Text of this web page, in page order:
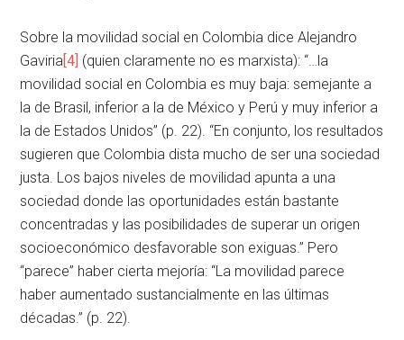
Sobre la movilidad social en Colombia dice Alejandro
Gaviria[4] (quien claramente no es marxista): “…la
movilidad social en Colombia es muy baja: semejante a
la de Brasil, inferior a la de México y Perú y muy inferior a
la de Estados Unidos” (p. 22). “En conjunto, los resultados
sugieren que Colombia dista mucho de ser una sociedad
justa. Los bajos niveles de movilidad apunta a una
sociedad donde las oportunidades están bastante
concentradas y las posibilidades de superar un origen
socioeconómico desfavorable son exiguas.” Pero
“parece” haber cierta mejoría: “La movilidad parece
haber aumentado sustancialmente en las últimas
décadas.” (p. 22).